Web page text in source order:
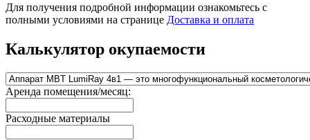
Для получения подробной информации ознакомьтесь с
полными условиями на странице Доставка и оплата
Калькулятор окупаемости
Аренда помещения/месяц:
Расходные материалы